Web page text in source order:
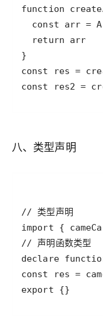
const res2 =
八、类型声明
export {}